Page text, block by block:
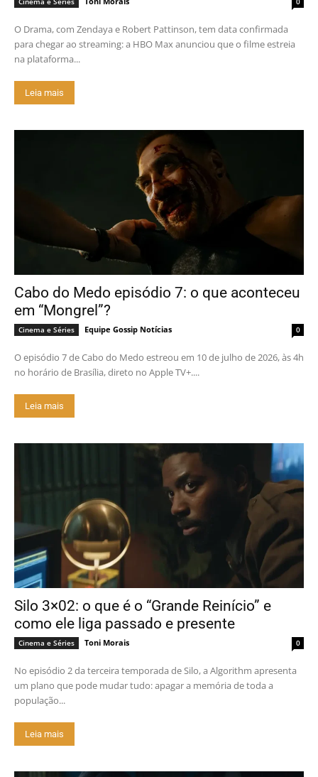
O Drama, com Zendaya e Robert Pattinson, tem data confirmada
para chegar ao streaming: a HBO Max anunciou que o filme estreia
na plataforma...
Leia mais
Cabo do Medo episódio 7: o que aconteceu
em “Mongrel”?
Cinema e Séries Equipe Gossip Notícias 0
O episódio 7 de Cabo do Medo estreou em 10 de julho de 2026, às 4h
no horário de Brasília, direto no Apple TV+....
Leia mais
Silo 3×02: o que é o “Grande Reinício” e
como ele liga passado e presente
Cinema e Séries Toni Morais 0
No episódio 2 da terceira temporada de Silo, a Algorithm apresenta
um plano que pode mudar tudo: apagar a memória de toda a
população...
Leia mais